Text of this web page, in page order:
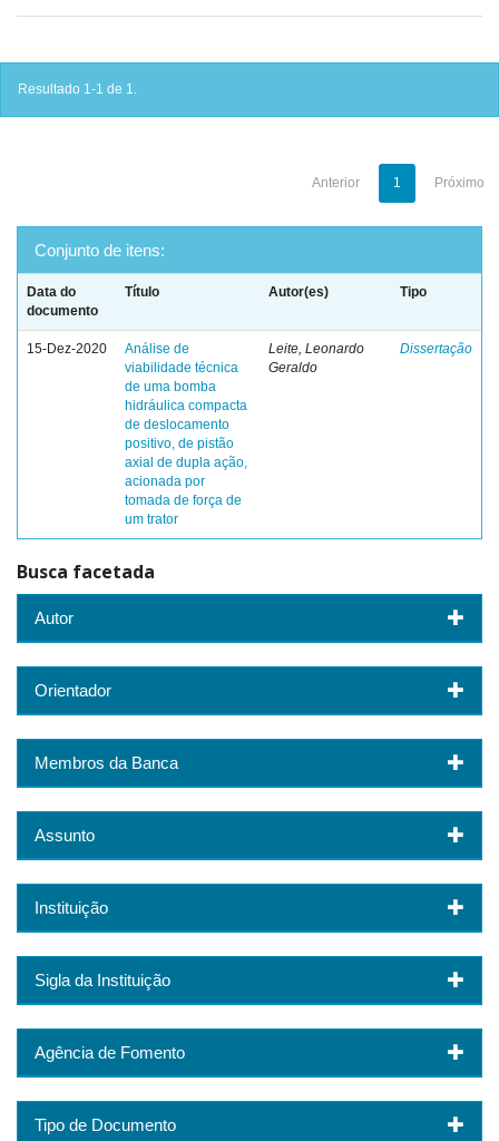
Resultado 1-1 de 1.
Anterior 1 Próximo
Conjunto de itens:
Data do
documento
Título Autor(es) Tipo
15-Dez-2020
Análise de
viabilidade técnica
de uma bomba
hidráulica compacta
de deslocamento
positivo, de pistão
axial de dupla ação,
acionada por
tomada de força de
um trator
Leite, Leonardo
Geraldo
Dissertação
Busca facetada
Autor
Orientador
Membros da Banca
Assunto
Instituição
Sigla da Instituição
Agência de Fomento
Tipo de Documento